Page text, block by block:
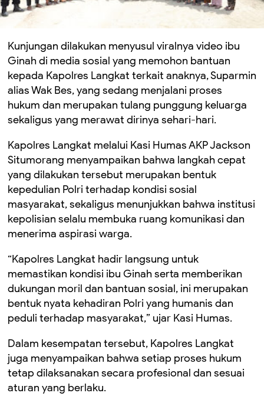
Kunjungan dilakukan menyusul viralnya video ibu
Ginah di media sosial yang memohon bantuan
kepada Kapolres Langkat terkait anaknya, Suparmin
alias Wak Bes, yang sedang menjalani proses
hukum dan merupakan tulang punggung keluarga
sekaligus yang merawat dirinya sehari-hari.
Kapolres Langkat melalui Kasi Humas AKP Jackson
Situmorang menyampaikan bahwa langkah cepat
yang dilakukan tersebut merupakan bentuk
kepedulian Polri terhadap kondisi sosial
masyarakat, sekaligus menunjukkan bahwa institusi
kepolisian selalu membuka ruang komunikasi dan
menerima aspirasi warga.
“Kapolres Langkat hadir langsung untuk
memastikan kondisi ibu Ginah serta memberikan
dukungan moril dan bantuan sosial, ini merupakan
bentuk nyata kehadiran Polri yang humanis dan
peduli terhadap masyarakat,” ujar Kasi Humas.
Dalam kesempatan tersebut, Kapolres Langkat
juga menyampaikan bahwa setiap proses hukum
tetap dilaksanakan secara profesional dan sesuai
aturan yang berlaku.